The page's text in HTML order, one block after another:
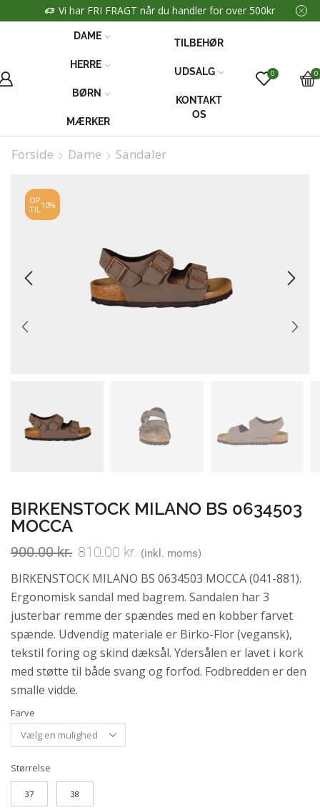
Vi har FRI FRAGT når du handler for over 500kr
DAME
HERRE
BØRN
MÆRKER
TILBEHØR
UDSALG
KONTAKT
OS
0 0
Forside Dame Sandaler
OP
TIL10%
BIRKENSTOCK MILANO BS 0634503
MOCCA
900.00kr. 810.00 kr. (inkl. moms)
BIRKENSTOCK MILANO BS 0634503 MOCCA (041-881).
Ergonomisk sandal med bagrem. Sandalen har 3
justerbar remme der spændes med en kobber farvet
spænde. Udvendig materiale er Birko-Flor (vegansk),
tekstil foring og skind dæksål. Ydersålen er lavet i kork
med støtte til både svang og forfod. Fodbredden er den
smalle vidde.
Farve
Størrelse
37 38